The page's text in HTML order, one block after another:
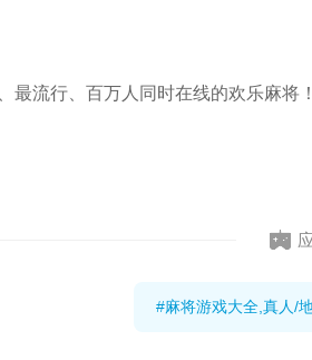
最流行、百万人同时在线的欢乐麻将！
#麻将游戏大全,真人/